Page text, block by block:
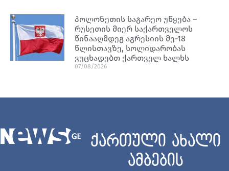
პოლონეთის საგარეო უწყება –
რუსეთის მიერ საქართველოს
წინააღმდეგ აგრესიის მე-18
წლისთავზე, სოლიდარობას
ვუცხადებთ ქართველ ხალხს
07/08/2026
ქართული ახალი
ამბების